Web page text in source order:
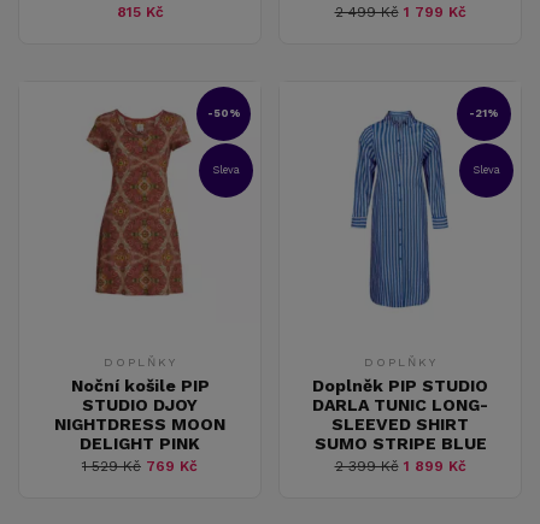
815 Kč 2 499 Kč1 799 Kč
-50%
Sleva
DOPLŇKY
Noční košile PIP
STUDIO DJOY
NIGHTDRESS MOON
DELIGHT PINK
1 529 Kč 769 Kč
-21%
Sleva
DOPLŇKY
Doplněk PIP STUDIO
DARLA TUNIC LONG-
SLEEVED SHIRT
SUMO STRIPE BLUE
2 399 Kč1 899 Kč